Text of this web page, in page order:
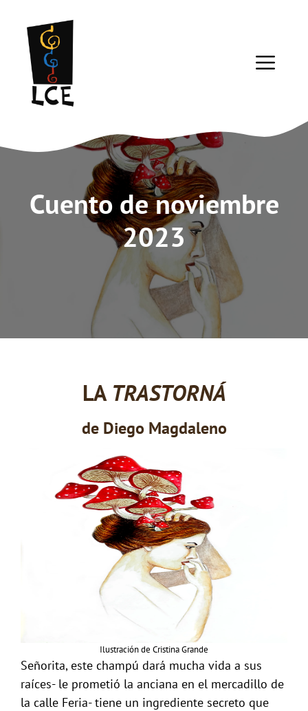
contenido
Cuento de noviembre
2023
LA TRASTORNÁ
de Diego Magdaleno
Ilustración de Cristina Grande
Señorita, este champú dará mucha vida a sus
raíces- le prometió la anciana en el mercadillo de
la calle Feria- tiene un ingrediente secreto que